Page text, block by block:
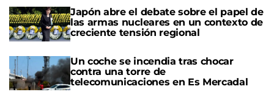
Japón abre el debate sobre el papel de
las armas nucleares en un contexto de
creciente tensión regional
Un coche se incendia tras chocar
contra una torre de
telecomunicaciones en Es Mercadal